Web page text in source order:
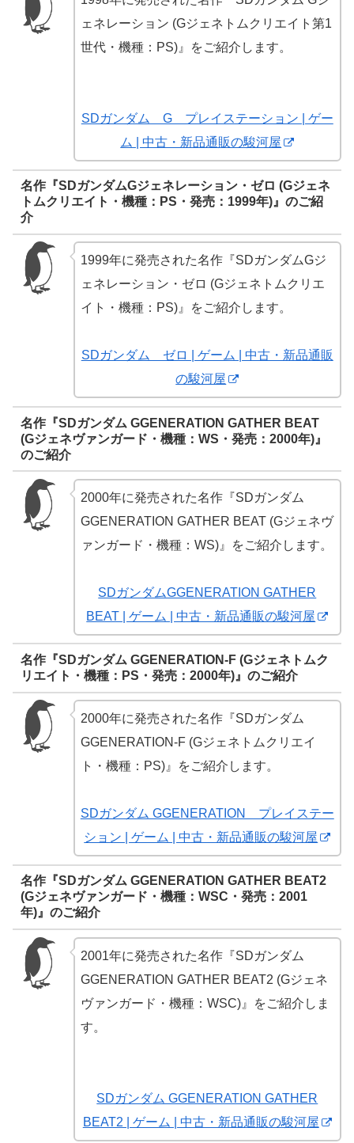
ェネレーション (Gジェネトムクリエイト第1
世代・機種：PS)』をご紹介します。
SDガンダム G プレイステーション | ゲー
ム | 中古・新品通販の駿河屋
名作『SDガンダムGジェネレーション・ゼロ (Gジェネ
トムクリエイト・機種：PS・発売：1999年)』のご紹
介
1999年に発売された名作『SDガンダムGジ
ェネレーション・ゼロ (Gジェネトムクリエ
イト・機種：PS)』をご紹介します。
SDガンダム ゼロ | ゲーム | 中古・新品通販
の駿河屋
名作『SDガンダム GGENERATION GATHER BEAT
(Gジェネヴァンガード・機種：WS・発売：2000年)』
のご紹介
2000年に発売された名作『SDガンダム
GGENERATION GATHER BEAT (Gジェネヴ
ァンガード・機種：WS)』をご紹介します。
SDガンダムGGENERATION GATHER
BEAT | ゲーム | 中古・新品通販の駿河屋
名作『SDガンダム GGENERATION-F (Gジェネトムク
リエイト・機種：PS・発売：2000年)』のご紹介
2000年に発売された名作『SDガンダム
GGENERATION-F (Gジェネトムクリエイ
ト・機種：PS)』をご紹介します。
SDガンダム GGENERATION プレイステー
ション | ゲーム | 中古・新品通販の駿河屋
名作『SDガンダム GGENERATION GATHER BEAT2
(Gジェネヴァンガード・機種：WSC・発売：2001
年)』のご紹介
2001年に発売された名作『SDガンダム
GGENERATION GATHER BEAT2 (Gジェネ
ヴァンガード・機種：WSC)』をご紹介しま
す。
SDガンダム GGENERATION GATHER
BEAT2 | ゲーム | 中古・新品通販の駿河屋